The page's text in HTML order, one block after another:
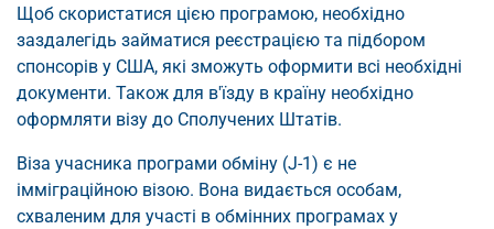
Щоб скористатися цією програмою, необхідно
заздалегідь займатися реєстрацією та підбором
спонсорів у США, які зможуть оформити всі необхідні
документи. Також для в'їзду в країну необхідно
оформляти візу до Сполучених Штатів.
Віза учасника програми обміну (J-1) є не
імміграційною візою. Вона видається особам,
схваленим для участі в обмінних програмах у